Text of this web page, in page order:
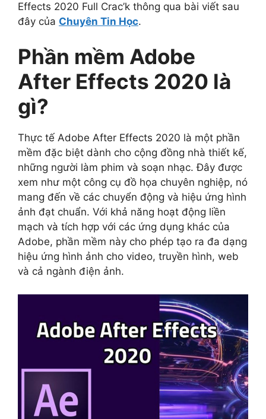
Effects 2020 Full Crac’k thông qua bài viết sau
đây của Chuyên Tin Học.
Phần mềm Adobe
After Effects 2020 là
gì?
Thực tế Adobe After Effects 2020 là một phần
mềm đặc biệt dành cho cộng đồng nhà thiết kế,
những người làm phim và soạn nhạc. Đây được
xem như một công cụ đồ họa chuyên nghiệp, nó
mang đến về các chuyển động và hiệu ứng hình
ảnh đạt chuẩn. Với khả năng hoạt động liền
mạch và tích hợp với các ứng dụng khác của
Adobe, phần mềm này cho phép tạo ra đa dạng
hiệu ứng hình ảnh cho video, truyền hình, web
và cả ngành điện ảnh.